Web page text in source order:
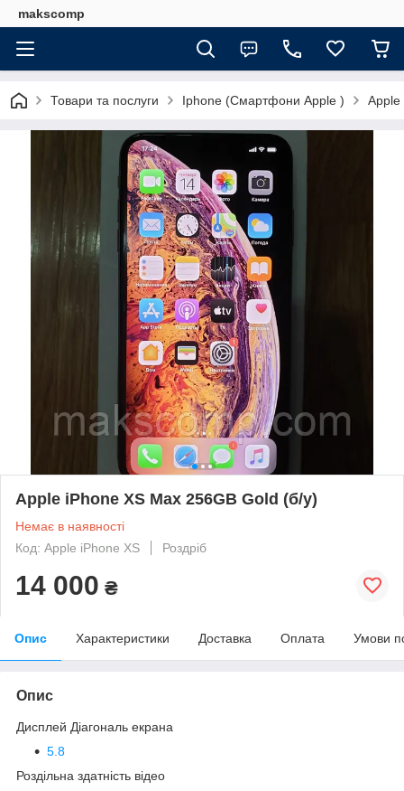
makscomp
Товари та послуги Iphone (Смартфони Apple ) Apple
Apple iPhone XS Max 256GB Gold (б/у)
Немає в наявності
Код: Apple iPhone XS
Роздріб
14 000 ₴
Опис Характеристики Доставка Оплата Умови
Опис
Дисплей Діагональ екрана
5.8
Роздільна здатність відео